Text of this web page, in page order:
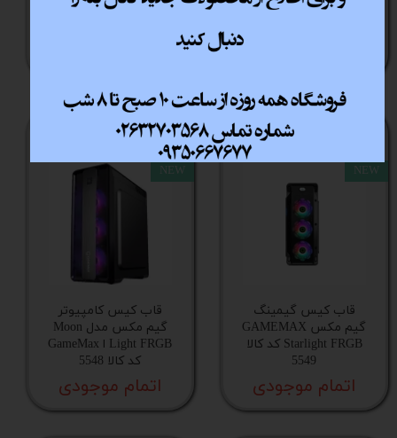
مکس مدل VISTA AW
Siege White کد کالا 5550
قاب کیس گیمینگ
گیم‌ مکس GAMEMAX
Starlight FRGB کد کالا
5549
اتمام موجودی
NEW
قاب کیس کامپیوتر
گیم مکس مدل Moon
Light FRGB ا GameMax
کد کالا 5548
اتمام موجودی
NEW